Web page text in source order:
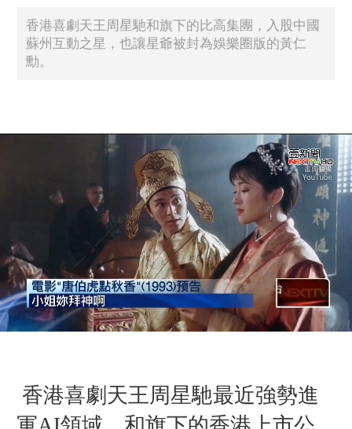
香港喜劇天王周星馳和旗下的比高集團，入股中國
蘇州互動之星，也讓星爺被封為娛樂圈版的黃仁
勳。
香港喜劇天王周星馳最近強勢進